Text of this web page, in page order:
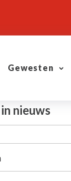
Gewesten
nieuws